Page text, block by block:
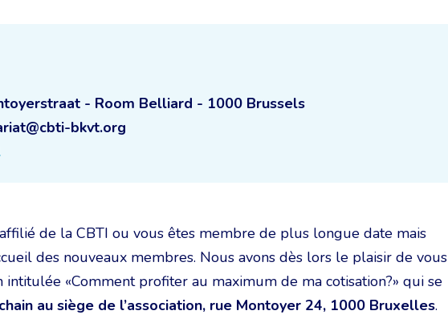
- Room Belliard - 1000 Brussels
bkvt.org
de la CBTI ou vous êtes membre de plus longue date mais
des nouveaux membres. Nous avons dès lors le plaisir de vous
intitulée «Comment profiter au maximum de ma cotisation?» qui se
au siège de l’association, rue Montoyer 24, 1000 Bruxelles.